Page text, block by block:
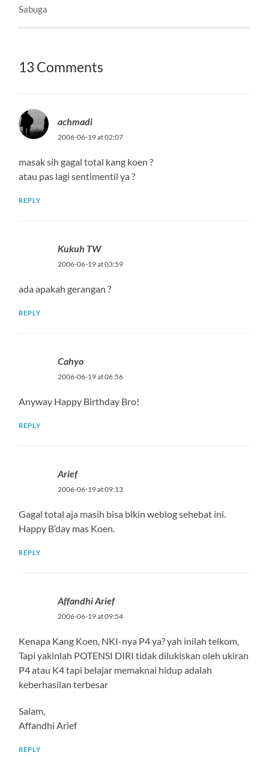
Sabuga
13 Comments
achmadi
2006-06-19 at 02:07
masak sih gagal total kang koen ?
atau pas lagi sentimentil ya ?
REPLY
Kukuh TW
2006-06-19 at 03:59
ada apakah gerangan ?
REPLY
Cahyo
2006-06-19 at 06:56
Anyway Happy Birthday Bro!
REPLY
Arief
2006-06-19 at 09:13
Gagal total aja masih bisa bikin weblog sehebat ini.
Happy B’day mas Koen.
REPLY
Affandhi Arief
2006-06-19 at 09:54
Kenapa Kang Koen, NKI-nya P4 ya? yah inilah telkom,
Tapi yakinlah POTENSI DIRI tidak dilukiskan oleh ukiran
P4 atau K4 tapi belajar memaknai hidup adalah
keberhasilan terbesar
Salam,
Affandhi Arief
REPLY